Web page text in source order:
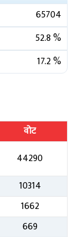
65704
52.8%
17.2%
वोट
44290
10314
1662
669